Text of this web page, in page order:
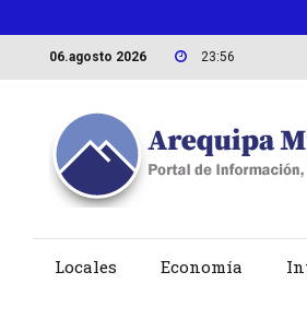
06.agosto 2026 23:56
Locales Economía